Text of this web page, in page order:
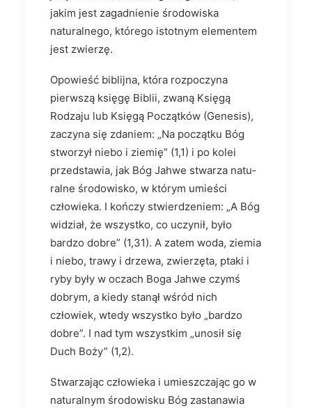
jakim jest zagadnienie środowiska
naturalnego, którego istotnym elementem
jest zwierzę.
Opowieść biblijna, która rozpoczyna
pierwszą księgę Biblii, zwaną Księgą
Rodzaju lub Księgą Początków (Genesis),
zaczyna się zdaniem: „Na początku Bóg
stworzył niebo i ziemię” (1,1) i po kolei
przedstawia, jak Bóg Jahwe stwarza natu­
ralne środowisko, w którym umieści
człowieka. I kończy stwierdzeniem: „A Bóg
widział, że wszystko, co uczynił, było
bardzo dobre” (1,31). A zatem woda, ziemia
i niebo, trawy i drzewa, zwierzęta, ptaki i
ryby były w oczach Boga Jahwe czymś
dobrym, a kiedy stanął wśród nich
człowiek, wtedy wszystko było „bardzo
dobre”. I nad tym wszystkim „unosił się
Duch Boży” (1,2).
Stwarzając człowieka i umieszczając go w
naturalnym środowisku Bóg zastanawia